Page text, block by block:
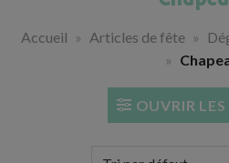
Accueil » Articles de fête »
»
OUVRIR LES